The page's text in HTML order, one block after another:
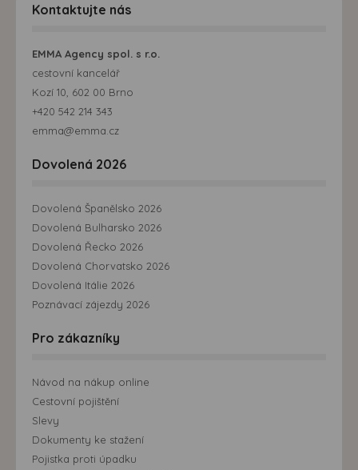
Kontaktujte nás
EMMA Agency spol. s r.o.
cestovní kancelář
Kozí 10, 602 00 Brno
+420 542 214 343
emma@emma.cz
Dovolená 2026
Dovolená Španělsko 2026
Dovolená Bulharsko 2026
Dovolená Řecko 2026
Dovolená Chorvatsko 2026
Dovolená Itálie 2026
Poznávací zájezdy 2026
Pro zákazníky
Návod na nákup online
Cestovní pojištění
Slevy
Dokumenty ke stažení
Pojistka proti úpadku